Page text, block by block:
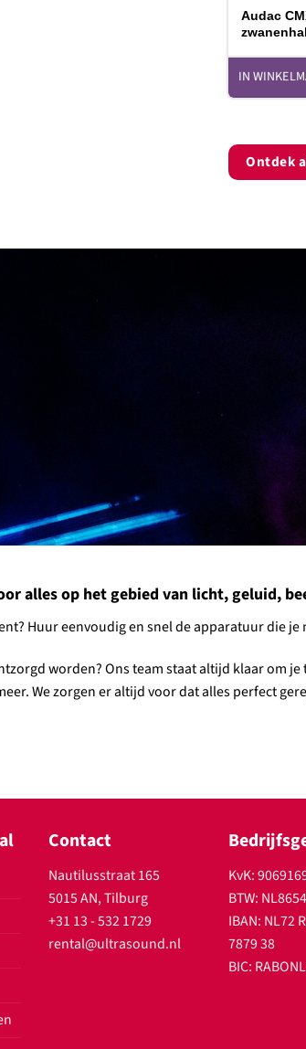
Audac
IN
Ontdek
alles op het gebied van licht, geluid,
Huur eenvoudig en snel de apparatuur die
worden? Ons team staat altijd klaar om
We zorgen er altijd voor dat alles perfect
Contact
Nautilusstraat 165
5015 AN, Tilburg
+31 13 - 532 1729
rental@ultrasound.nl
KvK:
BTW:
IBAN: NL72
7879 38
BIC: